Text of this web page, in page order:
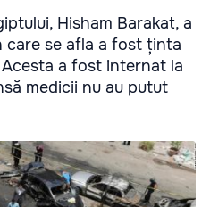
Hisham Barakat, a
care se afla a fost ținta
a fost internat la
medicii nu au putut